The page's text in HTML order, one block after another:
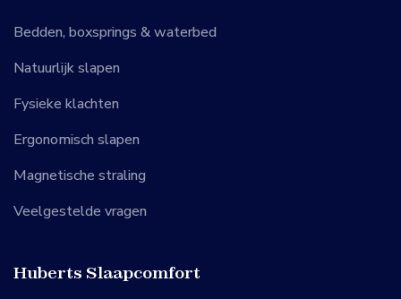
Bedden, boxsprings & waterbed
Natuurlijk slapen
Fysieke klachten
Ergonomisch slapen
Magnetische straling
Veelgestelde vragen
Huberts Slaapcomfort